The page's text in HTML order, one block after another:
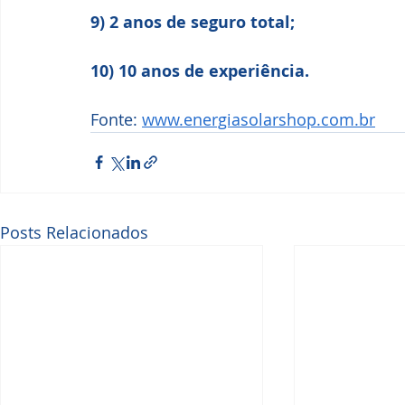
9) 2 anos de seguro total;
10) 10 anos de experiência.
Fonte: www.energiasolarshop.com.br
Posts Relacionados